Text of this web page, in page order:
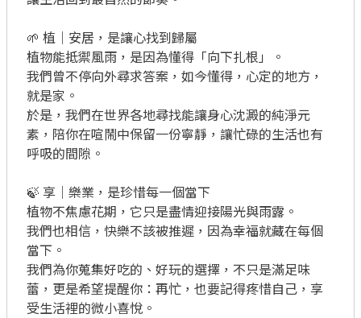
🌱 植｜安居，是讓心找到歸屬
植物能抵禦風雨，是因為懂得「向下扎根」。
我們曾不停向外尋求答案，如今懂得，心定的地方，
就是家。
於是，我們在世界各地尋找能讓身心沈澱的純淨元
素，陪你在喧鬧中保留一份寧靜，讓忙碌的生活也有
呼吸的間隙。
🍃 享｜樂業，是珍惜每一個當下
植物不焦慮花期，它只是盡情迎接陽光與雨露。
我們也相信，快樂不該被推遲，因為幸福就藏在每個
當下。
我們為你蒐集好吃的、好玩的選擇，不只是滿足味
蕾，更是希望提醒你：再忙，也要記得疼惜自己，享
受生活裡的微小喜悅。